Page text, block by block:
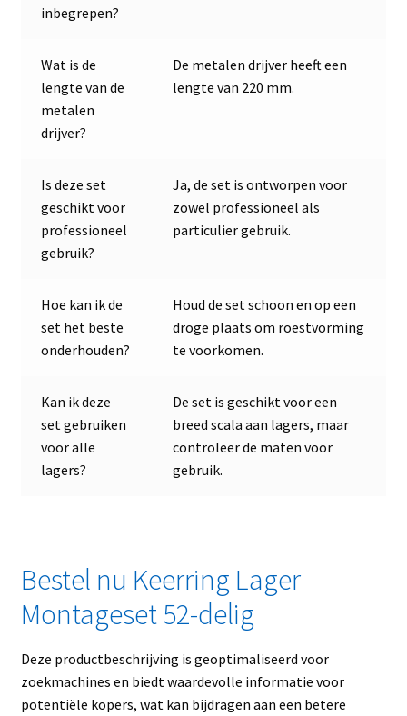
inbegrepen?
Wat is de
lengte van de
metalen
drijver?
De metalen drijver heeft een
lengte van 220 mm.
Is deze set
geschikt voor
professioneel
gebruik?
Ja, de set is ontworpen voor
zowel professioneel als
particulier gebruik.
Hoe kan ik de
set het beste
onderhouden?
Houd de set schoon en op een
droge plaats om roestvorming
te voorkomen.
Kan ik deze
set gebruiken
voor alle
lagers?
De set is geschikt voor een
breed scala aan lagers, maar
controleer de maten voor
gebruik.
Bestel nu Keerring Lager
Montageset 52-delig
Deze productbeschrijving is geoptimaliseerd voor
zoekmachines en biedt waardevolle informatie voor
potentiële kopers, wat kan bijdragen aan een betere